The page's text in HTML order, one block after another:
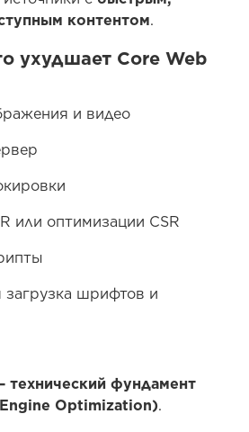
контентом.
ухудшает Core Web
и видео
или оптимизации CSR
загрузка шрифтов и
технический фундамент
Optimization).